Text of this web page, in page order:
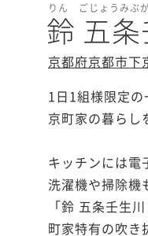
りん ごじょうみぶ
鈴 五
京都府京都市下
1日1組様限定の
京町家の暮らし
キッチンには電
洗濯機や掃除機
「鈴 五条壬生
町家特有の吹き